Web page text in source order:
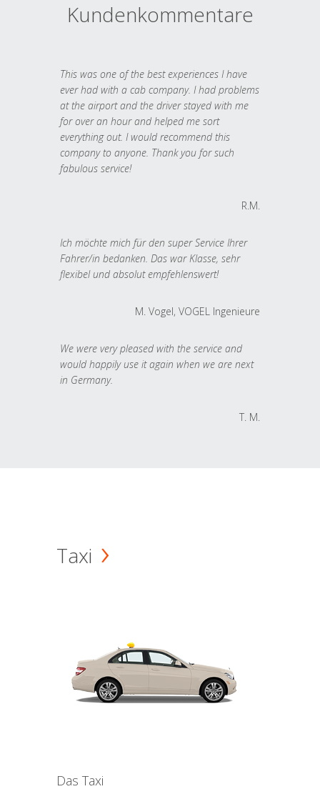
Kundenkommentare
This was one of the best experiences I have
ever had with a cab company. I had problems
at the airport and the driver stayed with me
for over an hour and helped me sort
everything out. I would recommend this
company to anyone. Thank you for such
fabulous service!
R.M.
Ich möchte mich für den super Service Ihrer
Fahrer/in bedanken. Das war Klasse, sehr
flexibel und absolut empfehlenswert!
M. Vogel, VOGEL Ingenieure
We were very pleased with the service and
would happily use it again when we are next
in Germany.
T. M.
Taxi
Das Taxi